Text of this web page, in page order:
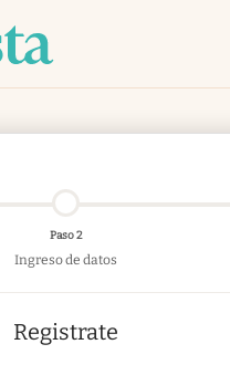
Paso 2
Ingreso de datos
Registrate